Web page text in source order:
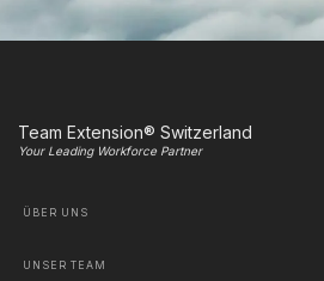
Team Extension® Switzerland
Your Leading Workforce Partner
ÜBER UNS
UNSER TEAM